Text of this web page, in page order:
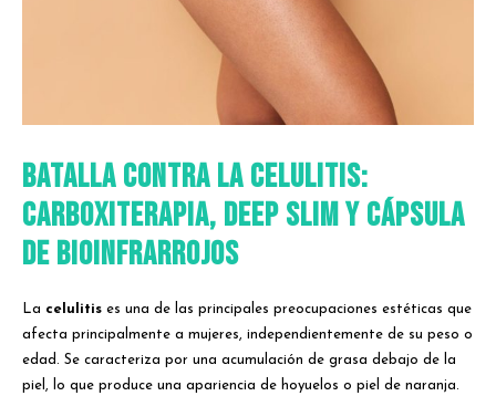
Batalla Contra la Celulitis:
Carboxiterapia, Deep Slim y Cápsula
de Bioinfrarrojos
La celulitis es una de las principales preocupaciones estéticas que
afecta principalmente a mujeres, independientemente de su peso o
edad. Se caracteriza por una acumulación de grasa debajo de la
piel, lo que produce una apariencia de hoyuelos o piel de naranja.